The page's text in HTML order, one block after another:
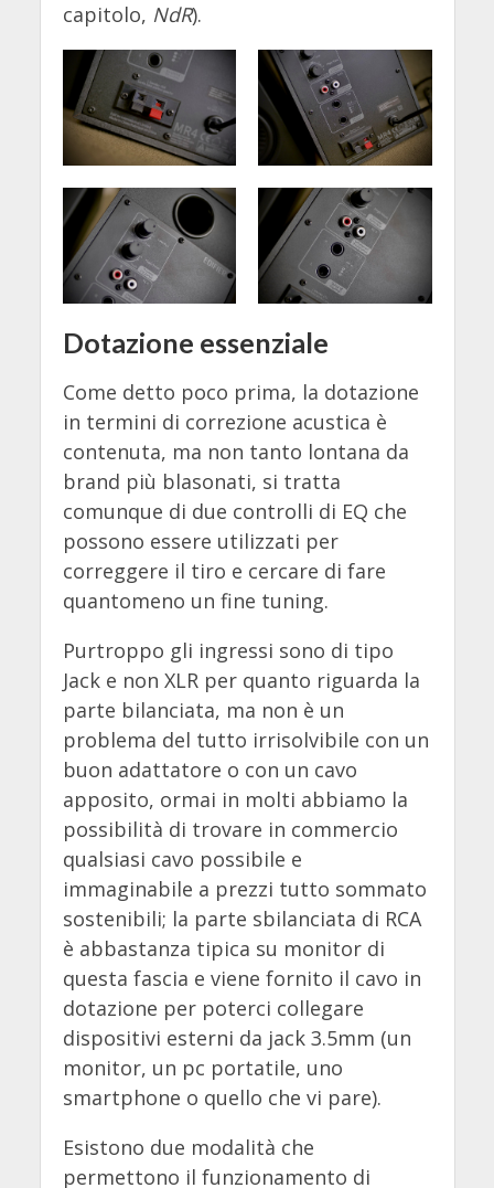
capitolo, NdR).
Dotazione essenziale
Come detto poco prima, la dotazione
in termini di correzione acustica è
contenuta, ma non tanto lontana da
brand più blasonati, si tratta
comunque di due controlli di EQ che
possono essere utilizzati per
correggere il tiro e cercare di fare
quantomeno un fine tuning.
Purtroppo gli ingressi sono di tipo
Jack e non XLR per quanto riguarda la
parte bilanciata, ma non è un
problema del tutto irrisolvibile con un
buon adattatore o con un cavo
apposito, ormai in molti abbiamo la
possibilità di trovare in commercio
qualsiasi cavo possibile e
immaginabile a prezzi tutto sommato
sostenibili; la parte sbilanciata di RCA
è abbastanza tipica su monitor di
questa fascia e viene fornito il cavo in
dotazione per poterci collegare
dispositivi esterni da jack 3.5mm (un
monitor, un pc portatile, uno
smartphone o quello che vi pare).
Esistono due modalità che
permettono il funzionamento di